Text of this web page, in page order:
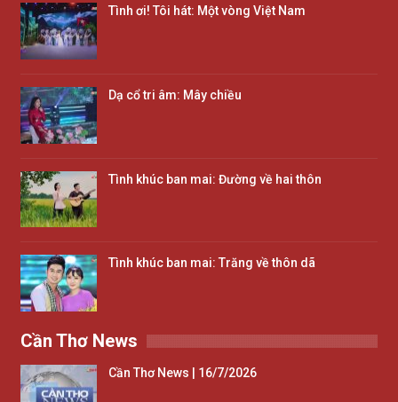
Tình ơi! Tôi hát: Một vòng Việt Nam
Dạ cổ tri âm: Mây chiều
Tình khúc ban mai: Đường về hai thôn
Tình khúc ban mai: Trăng về thôn dã
Cần Thơ News
Cần Thơ News | 16/7/2026